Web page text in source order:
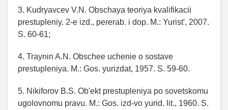
3. Kudryavcev V.N. Obschaya teoriya kvalifikacii
prestupleniy. 2-e izd., pererab. i dop. M.: Yurist', 2007.
S. 60-61;
4. Traynin A.N. Obschee uchenie o sostave
prestupleniya. M.: Gos. yurizdat, 1957. S. 59-60.
5. Nikiforov B.S. Ob'ekt prestupleniya po sovetskomu
ugolovnomu pravu. M.: Gos. izd-vo yurid. lit., 1960. S.